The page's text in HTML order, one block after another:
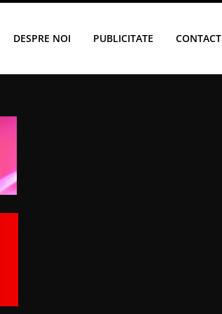
DESPRE NOI PUBLICITATE CONTACT